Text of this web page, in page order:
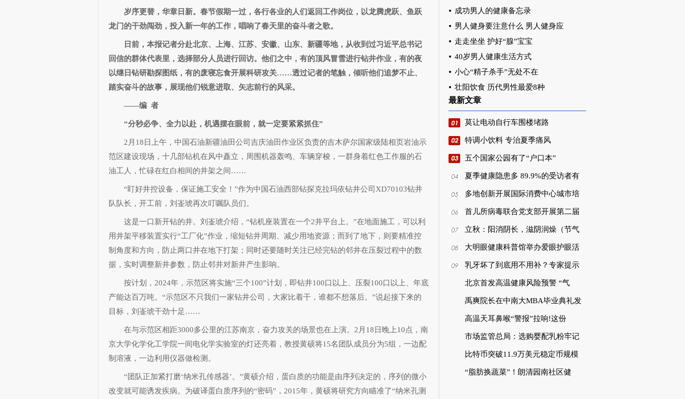
岁序更替，华章日新。春节假期一过，各行各业的人们返回工作岗位，以龙腾虎跃、鱼跃
龙门的干劲闯劲，投入新一年的工作，唱响了春天里的奋斗者之歌。
日前，本报记者分赴北京、上海、江苏、安徽、山东、新疆等地，从收到过习近平总书记
回信的群体代表里，选择部分人员进行回访。他们之中，有的顶风冒雪进行钻井作业，有的夜
以继日钻研勘探图纸，有的废寝忘食开展科研攻关……透过记者的笔触，倾听他们追梦不止、
踏实奋斗的故事，展现他们锐意进取、矢志前行的风采。
——编 者
“分秒必争、全力以赴，机遇摆在眼前，就一定要紧紧抓住”
2月18日上午，中国石油新疆油田公司吉庆油田作业区负责的吉木萨尔国家级陆相页岩油示
范区建设现场，十几部钻机在风中矗立，周围机器轰鸣、车辆穿梭，一群身着红色工作服的石
油工人，忙碌在红白相间的井架之间……
“盯好井控设备，保证施工安全！”作为中国石油西部钻探克拉玛依钻井公司XD70103钻井
队队长，开工前，刘崟琥再次叮嘱队员们。
这是一口新开钻的井。刘崟琥介绍，“钻机座装置在一个2井平台上。”在地面施工，可以利
用井架平移装置实行“工厂化”作业，缩短钻井周期、减少用地资源；而到了地下，则要精准控
制角度和方向，防止两口井在地下打架；同时还要随时关注已经完钻的邻井在压裂过程中的数
据，实时调整新井参数，防止邻井对新井产生影响。
按计划，2024年，示范区将实施“三个100”计划，即钻井100口以上、压裂100口以上、年底
产能达百万吨。“示范区不只我们一家钻井公司，大家比着干，谁都不想落后。”说起接下来的
目标，刘崟琥干劲十足……
在与示范区相距3000多公里的江苏南京，奋力攻关的场景也在上演。2月18日晚上10点，南
京大学化学化工学院一间电化学实验室的灯还亮着，教授黄硕将15名团队成员分为5组，一边配
制溶液，一边利用仪器做检测。
“团队正加紧打磨‘纳米孔传感器’。”黄硕介绍，蛋白质的功能是由序列决定的，序列的微小
改变就可能诱发疾病。为破译蛋白质序列的“密码”，2015年，黄硕将研究方向瞄准了“纳米孔测
成功男人的健康备忘录
男人健身要注意什么 男人健身应
走走坐坐 护好“腺”宝宝
40岁男人健康生活方式
小心“精子杀手”无处不在
壮阳饮食 历代男性最爱8种
最新文章
莫让电动自行车围楼堵路
特调小饮料 专治夏季痛风
五个国家公园有了“户口本”
夏季健康隐患多 89.9%的受访者有
多地创新开展国际消费中心城市培
首儿所病毒联合党支部开展第二届
立秋：阳消阴长，滋阴润燥（节气
大明眼健康科普馆举办爱眼护眼活
乳牙坏了到底用不用补？专家提示
北京首发高温健康风险预警 “气
禹爽院长在中南大MBA毕业典礼发
高温天耳鼻喉“警报”拉响!这份
市场监管总局：选购婴配乳粉牢记
比特币突破11.9万美元稳定币规模
“脂肪换蔬菜”！朗清园南社区健